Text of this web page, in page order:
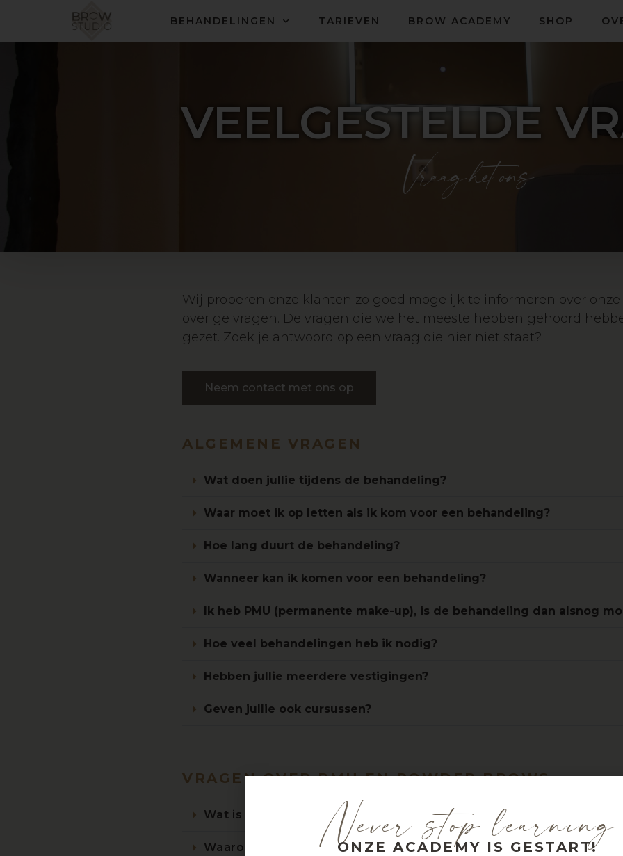
BEHANDELINGEN TARIEVEN BROW ACADEMY SHOP
VEELGESTELDE
Vraag het ons
Wij proberen onze klanten zo goed mogelijk te informeren over
overige vragen. De vragen die we het meeste hebben gehoord
gezet. Zoek je antwoord op een vraag die hier niet staat?
Neem contact met ons op
ALGEMENE VRAGEN
Wat doen jullie tijdens de behandeling?
Waar moet ik op letten als ik kom voor een behandeling?
Hoe lang duurt de behandeling?
Wanneer kan ik komen voor een behandeling?
Ik heb PMU (permanente make-up), is de behandeling dan alsnog
Hoe veel behandelingen heb ik nodig?
Hebben jullie meerdere vestigingen?
Geven jullie ook cursussen?
VRAGEN OVER PMU EN POWDER BROWS
Wat is Semi-permanente make-up?
Waarom Powder Brows?
Never stop learning
ONZE ACADEMY IS GESTART!